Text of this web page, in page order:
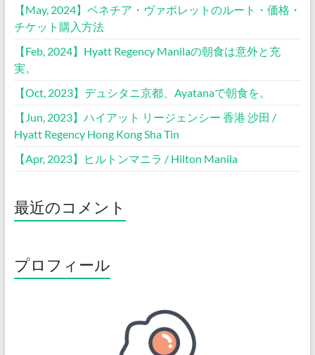
【May, 2024】ベネチア・ヴァポレットのルート・価格・
チケット購入方法
【Feb, 2024】Hyatt Regency Manilaの朝食は意外と充
実。
【Oct, 2023】デュシタニ京都、Ayatanaで朝食を。
【Jun, 2023】ハイアット リージェンシー 香港 沙田 /
Hyatt Regency Hong Kong Sha Tin
【Apr, 2023】ヒルトンマニラ / Hilton Manila
最近のコメント
プロフィール